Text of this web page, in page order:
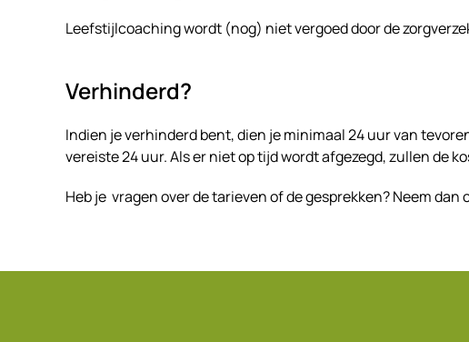
Leefstijlcoaching wordt (nog) niet vergoed door de
Verhinderd?
Indien je verhinderd bent, dien je minimaal 24 uur van
vereiste 24 uur. Als er niet op tijd wordt afgezegd, zullen de
Heb je vragen over de tarieven of de gesprekken? Neem dan